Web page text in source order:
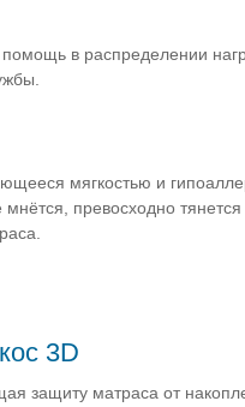
в распределении
мягкостью и
превосходно
3D
защиту матраса от